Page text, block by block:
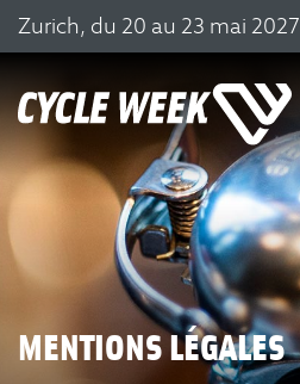
Zurich, du 20 au 23 mai 2027
MENTIONS LÉGALES